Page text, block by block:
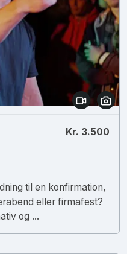
Kr. 3.500
til en konfirmation,
eller firmafest?
og ...